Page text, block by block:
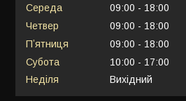
Середа
09:00
18:00
Четвер
09:00
18:00
Пʼятниця
09:00
18:00
Субота
10:00
17:00
Неділя
Вихідний